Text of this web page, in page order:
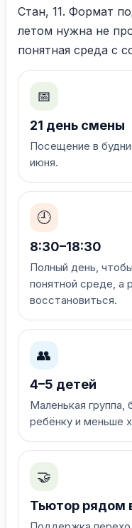
Стан, 11. Формат
летом нужна не
понятная среда с
📅
21 день смены
Посещение в
июня.
🕘
8:30–18:30
Полный день,
понятной среде, а
восстановиться.
👥
4–5 детей
Маленькая
ребёнку и меньше
🤝
Тьютор рядом